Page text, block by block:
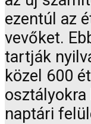
ezentúl az
vevőket.
tartják
közel 600
osztályokra
naptári